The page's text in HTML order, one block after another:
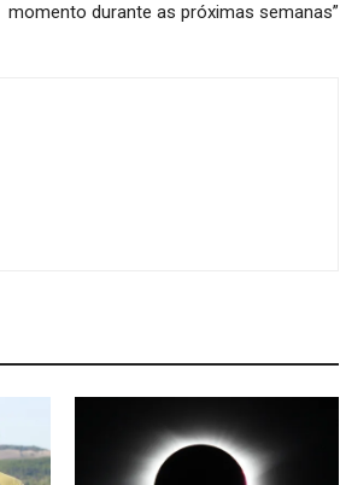
momento durante as próximas semanas”